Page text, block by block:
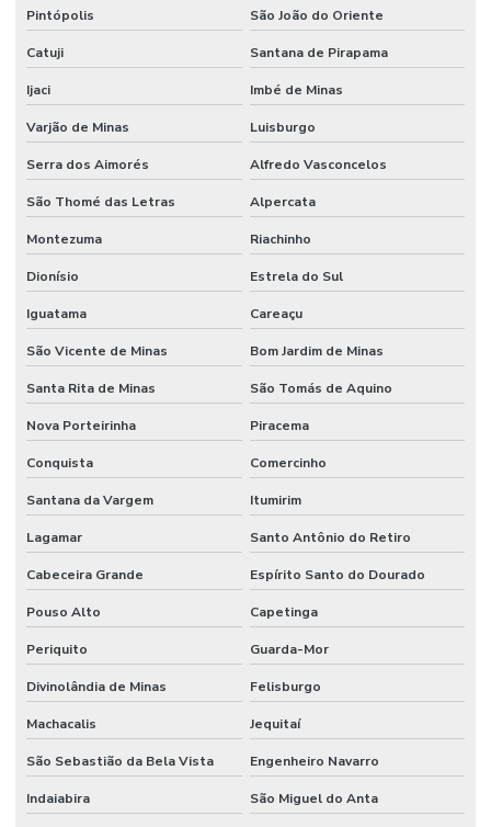
Pintópolis São João do Oriente
Catuji Santana de Pirapama
Ijaci Imbé de Minas
Varjão de Minas Luisburgo
Serra dos Aimorés Alfredo Vasconcelos
São Thomé das Letras Alpercata
Montezuma Riachinho
Dionísio Estrela do Sul
Iguatama Careaçu
São Vicente de Minas Bom Jardim de Minas
Santa Rita de Minas São Tomás de Aquino
Nova Porteirinha Piracema
Conquista Comercinho
Santana da Vargem Itumirim
Lagamar Santo Antônio do Retiro
Cabeceira Grande Espírito Santo do Dourado
Pouso Alto Capetinga
Periquito Guarda-Mor
Divinolândia de Minas Felisburgo
Machacalis Jequitaí
São Sebastião da Bela Vista Engenheiro Navarro
Indaiabira São Miguel do Anta